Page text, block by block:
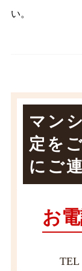
い。
マン
定を
にご
お
TEL